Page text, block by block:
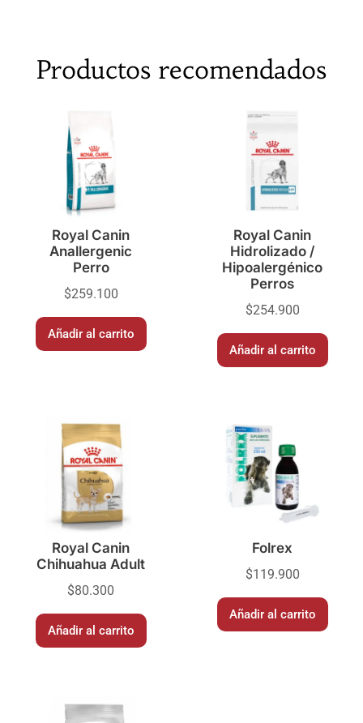
Productos recomendados
Royal Canin
Anallergenic
Perro
$259.100
Añadir al carrito
Royal Canin
Hidrolizado /
Hipoalergénico
Perros
$254.900
Añadir al carrito
Royal Canin
Chihuahua Adult
$80.300
Añadir al carrito
Folrex
$119.900
Añadir al carrito